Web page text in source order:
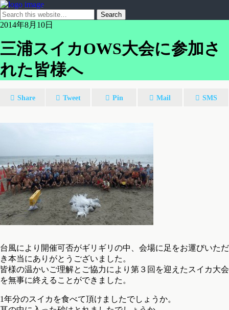
2014年8月10日
三浦スイカOWS大会に参加さ
れた皆様へ
Share Tweet Pin Mail SMS
台風により開催可否がギリギリの中、会場に足をお運びいただ
き本当にありがとうございました。
皆様の温かいご理解とご協力により第３回を迎えたスイカ大会
を無事に終えることができました。
1年分のスイカを食べて頂けましたでしょうか。